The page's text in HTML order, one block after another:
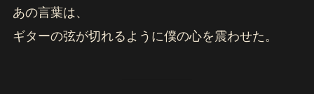
あの言葉は、
ギターの弦が切れるように僕の心を震わせた。